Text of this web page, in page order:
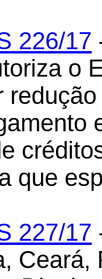
226/17
o
que
227/17
Ceará,